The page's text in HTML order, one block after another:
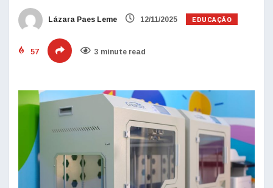
Lázara Paes Leme 12/11/2025 EDUCAÇÃO
57 3 minute read